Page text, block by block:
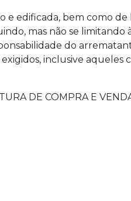
e edificada, bem como
mas não se limitando
do
inclusive aqueles
DE COMPRA E